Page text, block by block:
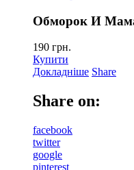
Обморок И
190 грн.
Купити
Докладніше Share
Share on:
facebook
twitter
google
pinterest